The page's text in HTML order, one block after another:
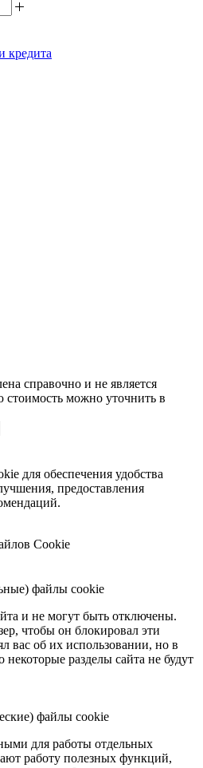
кредита
справочно и не является
можно уточнить в
для обеспечения удобства
предоставления
Cookie
файлы cookie
и не могут быть отключены.
чтобы он блокировал эти
вас об их использовании, но в
некоторые разделы сайта не будут
файлы cookie
для работы отдельных
работу полезных функций,